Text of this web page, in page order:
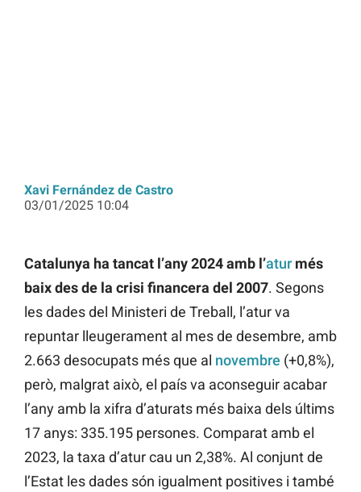
Xavi Fernández de Castro
03/01/2025 10:04
Catalunya ha tancat l’any 2024 amb l’atur més
baix des de la crisi financera del 2007. Segons
les dades del Ministeri de Treball, l’atur va
repuntar lleugerament al mes de desembre, amb
2.663 desocupats més que al novembre (+0,8%),
però, malgrat això, el país va aconseguir acabar
l’any amb la xifra d’aturats més baixa dels últims
17 anys: 335.195 persones. Comparat amb el
2023, la taxa d’atur cau un 2,38%. Al conjunt de
l’Estat les dades són igualment positives i també